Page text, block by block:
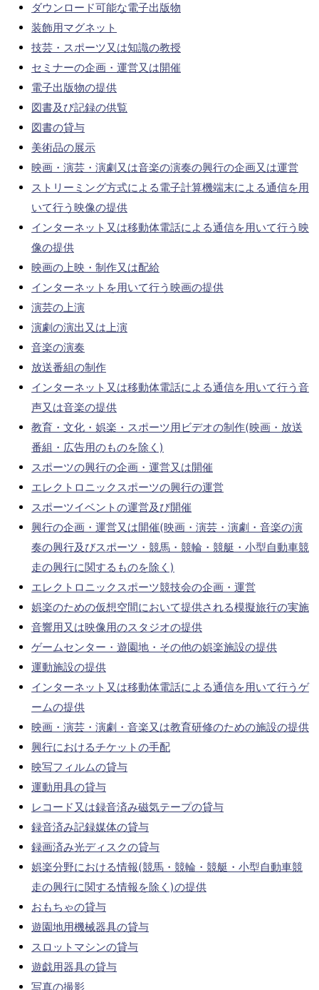
ダウンロード可能な電子出版物
装飾用マグネット
技芸・スポーツ又は知識の教授
セミナーの企画・運営又は開催
電子出版物の提供
図書及び記録の供覧
図書の貸与
美術品の展示
映画・演芸・演劇又は音楽の演奏の興行の企画又は運営
ストリーミング方式による電子計算機端末による通信を用
いて行う映像の提供
インターネット又は移動体電話による通信を用いて行う映
像の提供
映画の上映・制作又は配給
インターネットを用いて行う映画の提供
演芸の上演
演劇の演出又は上演
音楽の演奏
放送番組の制作
インターネット又は移動体電話による通信を用いて行う音
声又は音楽の提供
教育・文化・娯楽・スポーツ用ビデオの制作(映画・放送
番組・広告用のものを除く)
スポーツの興行の企画・運営又は開催
エレクトロニックスポーツの興行の運営
スポーツイベントの運営及び開催
興行の企画・運営又は開催(映画・演芸・演劇・音楽の演
奏の興行及びスポーツ・競馬・競輪・競艇・小型自動車競
走の興行に関するものを除く)
エレクトロニックスポーツ競技会の企画・運営
娯楽のための仮想空間において提供される模擬旅行の実施
音響用又は映像用のスタジオの提供
ゲームセンター・遊園地・その他の娯楽施設の提供
運動施設の提供
インターネット又は移動体電話による通信を用いて行うゲ
ームの提供
映画・演芸・演劇・音楽又は教育研修のための施設の提供
興行におけるチケットの手配
映写フィルムの貸与
運動用具の貸与
レコード又は録音済み磁気テープの貸与
録音済み記録媒体の貸与
録画済み光ディスクの貸与
娯楽分野における情報(競馬・競輪・競艇・小型自動車競
走の興行に関する情報を除く)の提供
おもちゃの貸与
遊園地用機械器具の貸与
スロットマシンの貸与
遊戯用器具の貸与
写真の撮影